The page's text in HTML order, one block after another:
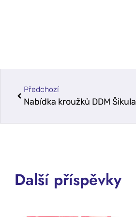
Předchozí
Nabídka kroužků DDM Šikula
Další příspěvky